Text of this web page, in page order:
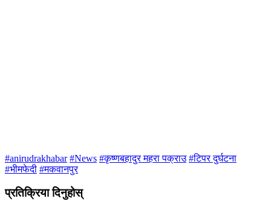
#anirudrakhabar #News #कृष्णबहादुर महरा पक्राउ #टिपर दुर्घटना
#भीमफेदी #मकवानपुर
प्रतिक्रिया दिनुहोस्